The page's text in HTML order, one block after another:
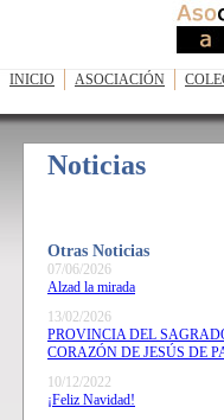
INICIO ASOCIACIÓN
Noticias
Otras Noticias
07/06/2026
Alzad la mirada
13/02/2026
PROVINCIA DEL
CORAZÓN DE JESÚS DE
10/12/2022
¡Feliz Navidad!